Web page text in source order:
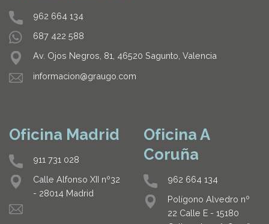
Oficina Madrid
911 731 028
Calle Alfonso XII nº32
- 28014 Madrid
962 664 134
687 422 588
Av. Ojos Negros, 81, 46520 Sagunto, Valencia
informacion@graugo.com
Oficina A
Coruña
962 664 134
Polígono Alvedro nº
22 Calle E - 15180